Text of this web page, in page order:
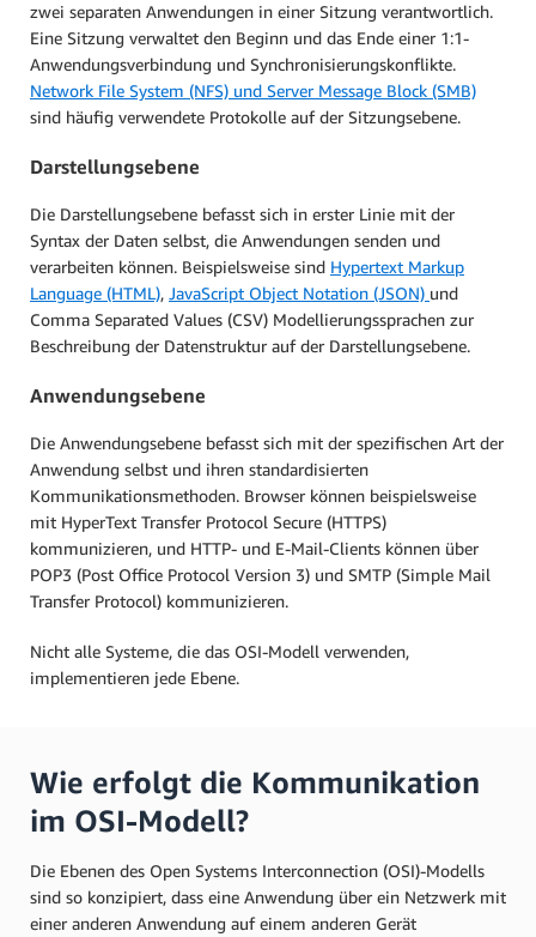
zwei separaten Anwendungen in einer Sitzung verantwortlich.
Eine Sitzung verwaltet den Beginn und das Ende einer 1:1-
Anwendungsverbindung und Synchronisierungskonflikte.
Network File System (NFS) und Server Message Block (SMB)
sind häufig verwendete Protokolle auf der Sitzungsebene.
Darstellungsebene
Die Darstellungsebene befasst sich in erster Linie mit der
Syntax der Daten selbst, die Anwendungen senden und
verarbeiten können. Beispielsweise sind Hypertext Markup
Language (HTML), JavaScript Object Notation (JSON) und
Comma Separated Values (CSV) Modellierungssprachen zur
Beschreibung der Datenstruktur auf der Darstellungsebene.
Anwendungsebene
Die Anwendungsebene befasst sich mit der spezifischen Art der
Anwendung selbst und ihren standardisierten
Kommunikationsmethoden. Browser können beispielsweise
mit HyperText Transfer Protocol Secure (HTTPS)
kommunizieren, und HTTP- und E-Mail-Clients können über
POP3 (Post Office Protocol Version 3) und SMTP (Simple Mail
Transfer Protocol) kommunizieren.
Nicht alle Systeme, die das OSI-Modell verwenden,
implementieren jede Ebene.
Wie erfolgt die Kommunikation
im OSI-Modell?
Die Ebenen des Open Systems Interconnection (OSI)-Modells
sind so konzipiert, dass eine Anwendung über ein Netzwerk mit
einer anderen Anwendung auf einem anderen Gerät